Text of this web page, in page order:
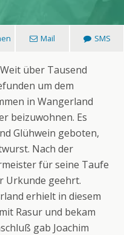
Mail SMS
über Tausend
um dem
in Wangerland
beizuwohnen. Es
Glühwein geboten,
Nach der
für seine Taufe
Urkunde geehrt.
erhielt in diesem
Rasur und bekam
gab Joachim